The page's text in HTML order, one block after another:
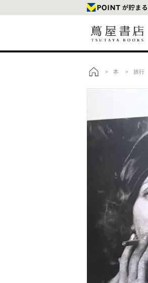
> 本 > 旅行